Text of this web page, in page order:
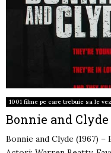
1001 filme pe care trebuie sa le
Bonnie and Clyde
Bonnie and Clyde (1967)